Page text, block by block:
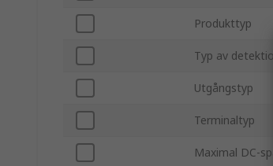
Produkttyp
Typ av
Utgångstyp
Terminaltyp
Maximal DC-